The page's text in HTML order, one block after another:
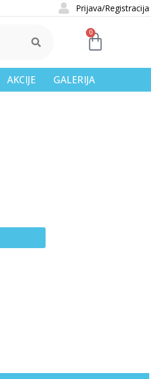
Prijava/Registracija
0
AKCIJE GALERIJA